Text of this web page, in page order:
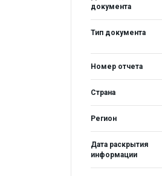
документа
Тип документа
Номер отчета
Страна
Регион
Дата раскрытия
информации